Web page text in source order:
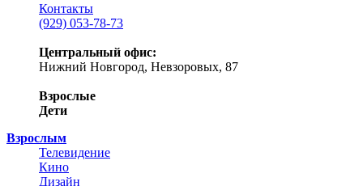
Контакты
(929) 053-78-73
Центральный офис:
Нижний Новгород, Невзоровых, 87
Взрослые
Дети
Взрослым
Телевидение
Кино
Дизайн